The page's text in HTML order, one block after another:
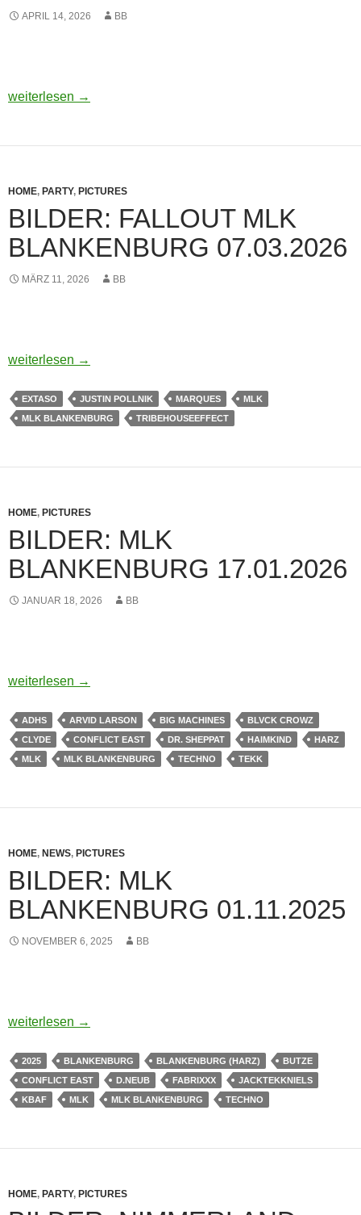
APRIL 14, 2026 BB
BILDER: REBELLION FEINKOST CLUB BALLENSTEDT
weiterlesen →
HOME, PARTY, PICTURES
BILDER: FALLOUT MLK
BLANKENBURG 07.03.2026
MÄRZ 11, 2026 BB
BILDER: FALLOUT MLK BLANKENBURG 07.03.2026
weiterlesen →
EXTASO JUSTIN POLLNIK MARQUES
MLK
MLK BLANKENBURG
TRIBEHOUSEEFFECT
HOME, PICTURES
BILDER: MLK
BLANKENBURG 17.01.2026
JANUAR 18, 2026 BB
BILDER: MLK BLANKENBURG 17.01.2026
weiterlesen →
ADHS ARVID LARSON BIG MACHINES
BLVCK CROWZ
CLYDE
CONFLICT EAST DR. SHEPPAT HAIMKIND
HARZ
MLK
MLK BLANKENBURG TECHNO TEKK
HOME, NEWS, PICTURES
BILDER: MLK
BLANKENBURG 01.11.2025
NOVEMBER 6, 2025 BB
BILDER: MLK BLANKENBURG 01.11.2025
weiterlesen →
2025 BLANKENBURG BLANKENBURG (HARZ)
BUTZE
CONFLICT EAST
D.NEUB FABRIXXX
JACKTEKKNIELS
KBAF
MLK MLK BLANKENBURG TECHNO
HOME, PARTY, PICTURES